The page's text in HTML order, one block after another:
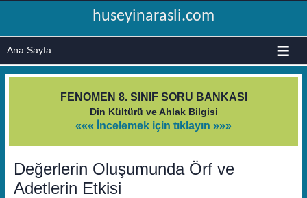
huseyinarasli.com
≡
FENOMEN 8. SINIF SORU BANKASI
Din Kültürü ve Ahlak Bilgisi
««« İncelemek için tıklayın »»»
Değerlerin Oluşumunda Örf ve
Adetlerin Etkisi